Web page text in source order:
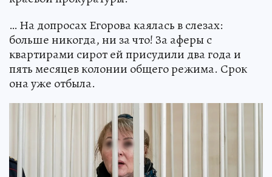
… На допросах Егорова каялась в слезах:
больше никогда, ни за что! За аферы с
квартирами сирот ей присудили два года и
пять месяцев колонии общего режима. Срок
она уже отбыла.